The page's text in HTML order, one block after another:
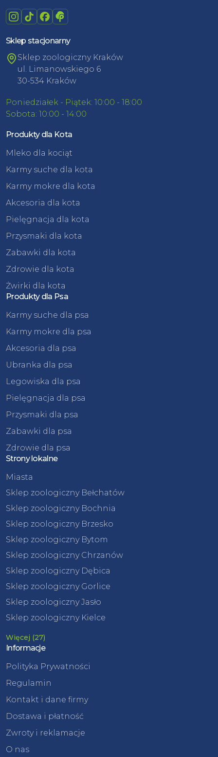
Sklep stacjonarny
Sklep zoologiczny Kraków
ul. Limanowskiego 6
30-534 Kraków
Poniedziałek - Piątek: 10:00 - 18:00
Sobota: 10:00 - 14:00
Produkty dla Kota
Mleko dla kociąt
Karmy suche dla kota
Karmy mokre dla kota
Akcesoria dla kota
Pielęgnacja dla kota
Przysmaki dla kota
Zabawki dla kota
Zdrowie dla kota
Żwirki dla kota
Produkty dla Psa
Karmy suche dla psa
Karmy mokre dla psa
Akcesoria dla psa
Ubranka dla psa
Legowiska dla psa
Pielęgnacja dla psa
Przysmaki dla psa
Zabawki dla psa
Zdrowie dla psa
Strony lokalne
Miasta
Sklep zoologiczny Bełchatów
Sklep zoologiczny Bochnia
Sklep zoologiczny Brzesko
Sklep zoologiczny Bytom
Sklep zoologiczny Chrzanów
Sklep zoologiczny Dębica
Sklep zoologiczny Gorlice
Sklep zoologiczny Jasło
Sklep zoologiczny Kielce
Więcej (27)
Informacje
Polityka Prywatności
Regulamin
Kontakt i dane firmy
Dostawa i płatność
Zwroty i reklamacje
O nas